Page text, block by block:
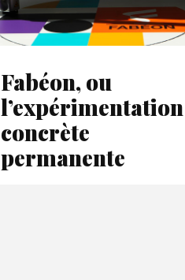
Fabéon, ou
l’expérimentation
concrète
permanente